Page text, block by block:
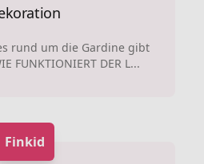
rund um die Gardine gibt
FUNKTIONIERT DER L...
Finkid